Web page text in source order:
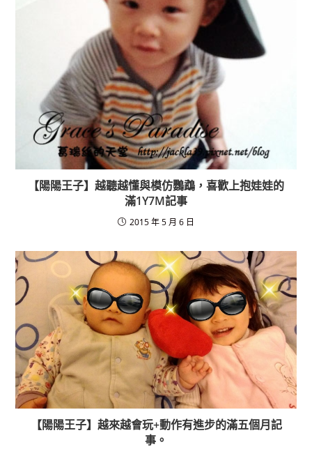
【陽陽王子】越聽越懂與模仿鸚鵡，喜歡上抱娃娃的
滿1Y7M記事
2015 年 5 月 6 日
【陽陽王子】越來越會玩+動作有進步的滿五個月記
事。